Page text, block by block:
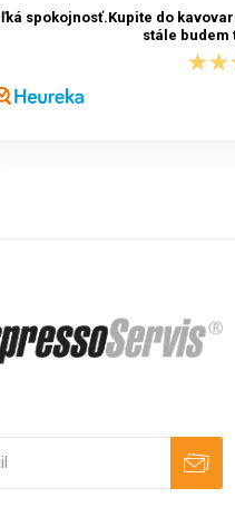
spokojnosť.Kupite do
stále budem